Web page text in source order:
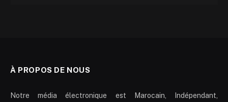
À PROPOS DE NOUS
Notre média électronique est Marocain, Indépendant,